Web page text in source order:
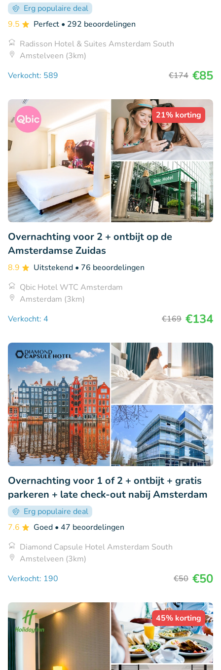
Erg populaire deal
9.5
Perfect • 292 beoordelingen
Radisson Hotel & Suites Amsterdam South
Amstelveen (3km)
Verkocht: 589
€174 €85
21% korting
Overnachting voor 2 + ontbijt op de
Amsterdamse Zuidas
8.9 Uitstekend • 76 beoordelingen
Qbic Hotel WTC Amsterdam
Amsterdam (3km)
Verkocht: 4
€169 €134
Overnachting voor 1 of 2 + ontbijt + gratis
parkeren + late check-out nabij Amsterdam
Erg populaire deal
7.6
Goed • 47 beoordelingen
Diamond Capsule Hotel Amsterdam South
Amstelveen (3km)
Verkocht: 190
€50 €50
45% korting